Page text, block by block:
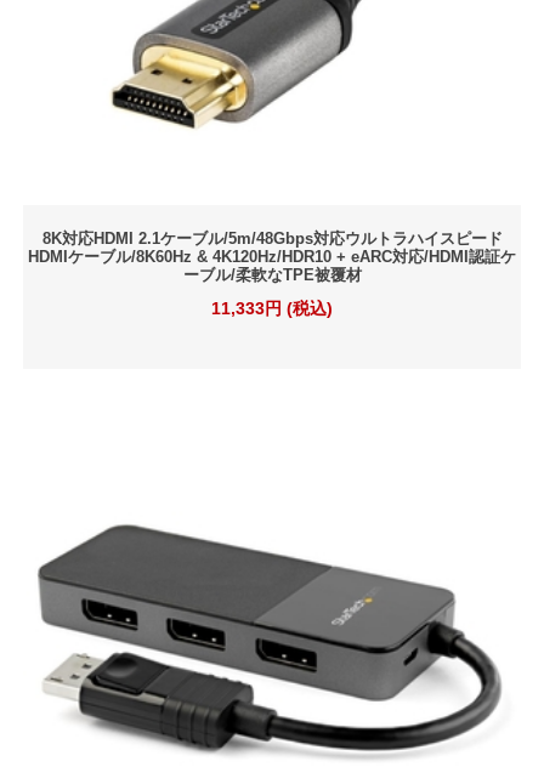
8K対応HDMI 2.1ケーブル/5m/48Gbps対応ウルトラハイスピード
HDMIケーブル/8K60Hz & 4K120Hz/HDR10 + eARC対応/HDMI認証ケ
ーブル/柔軟なTPE被覆材
11,333円 (税込)